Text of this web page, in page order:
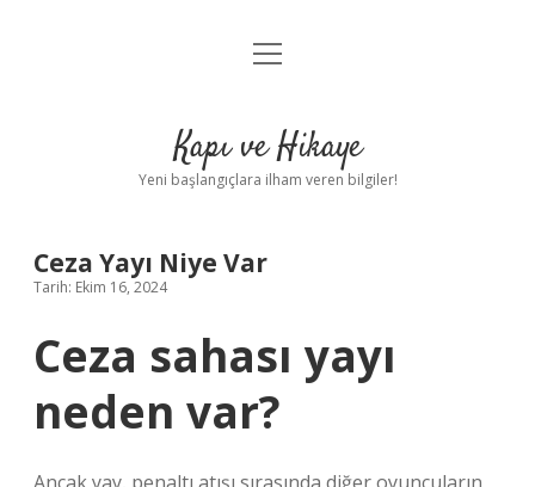
Anasayfa
Yasal Uyarı
menüyü
Kapı ve Hikaye
Yeni başlangıçlara ilham veren bilgiler!
Ceza Yayı Niye Var
Tarih: Ekim 16, 2024
Ceza sahası yayı
neden var?